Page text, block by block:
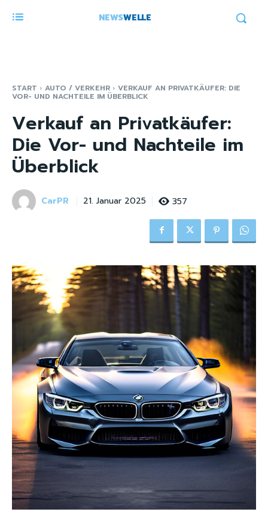
NEWSWELLE
START AUTO / VERKEHR VERKAUF AN PRIVATKÄUFER: DIE
VOR- UND NACHTEILE IM ÜBERBLICK
Verkauf an Privatkäufer:
Die Vor- und Nachteile im
Überblick
CarPR 21. Januar 2025 357